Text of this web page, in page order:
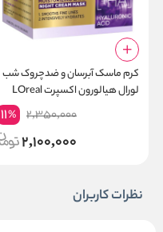
کرم ماسک آبرسان و ضدچروک شب
لورال هیالورون اکسپرت LOreal
2,350,000
11%
2,100,000
نظرات کاربران